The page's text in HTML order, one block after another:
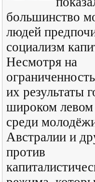
большинство
людей
социализм
Несмотря на
их результаты
широком
среди
Австралии и
против